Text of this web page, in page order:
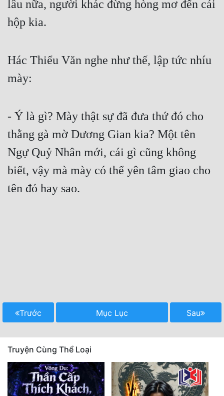
lâu nữa, người khác đừng hòng mơ đến cái
hộp kia.
Hác Thiểu Văn nghe như thế, lập tức nhíu
mày:
- Ý là gì? Mày thật sự đã đưa thứ đó cho
thằng gà mờ Dương Gian kia? Một tên
Ngự Quỷ Nhân mới, cái gì cũng không
biết, vậy mà mày có thể yên tâm giao cho
tên đó hay sao.
Trước Mục Lục Sau
Truyện Cùng Thể Loại